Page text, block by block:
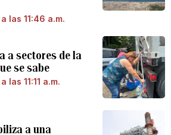
las 11:46 a.m.
a sectores de la
se sabe
las 11:11 a.m.
a una